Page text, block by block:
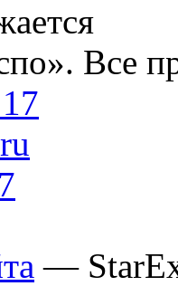
Все
—